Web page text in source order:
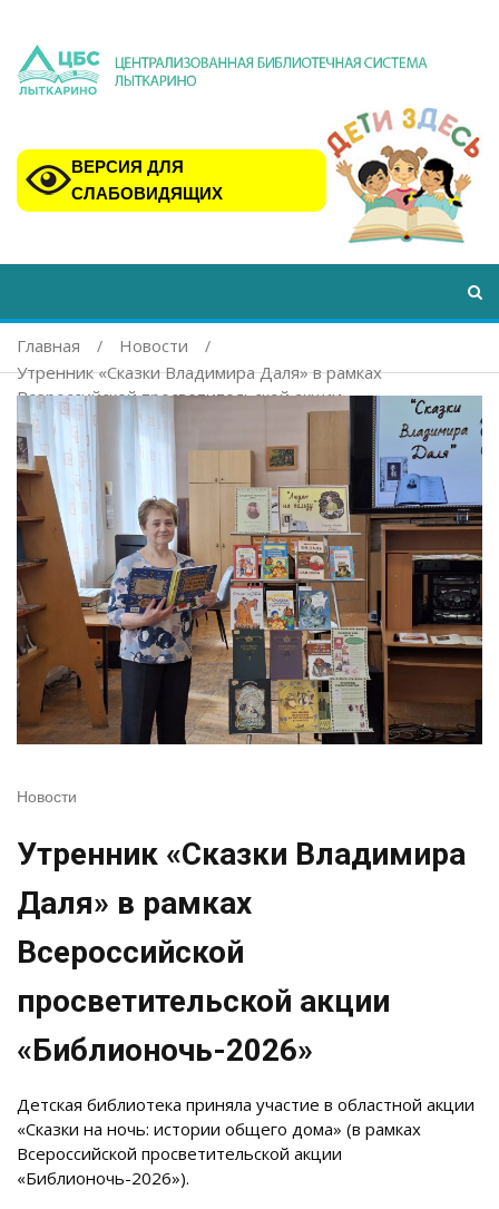
ВЕРСИЯ ДЛЯ
СЛАБОВИДЯЩИХ
Главная
Новости
Утренник «Сказки Владимира Даля» в рамках
Всероссийской просветительской акции
«Библионочь-2026»
Новости
Утренник «Сказки Владимира
Даля» в рамках
Всероссийской
просветительской акции
«Библионочь-2026»
Детская библиотека приняла участие в областной акции
«Сказки на ночь: истории общего дома» (в рамках
Всероссийской просветительской акции
«Библионочь-2026»).